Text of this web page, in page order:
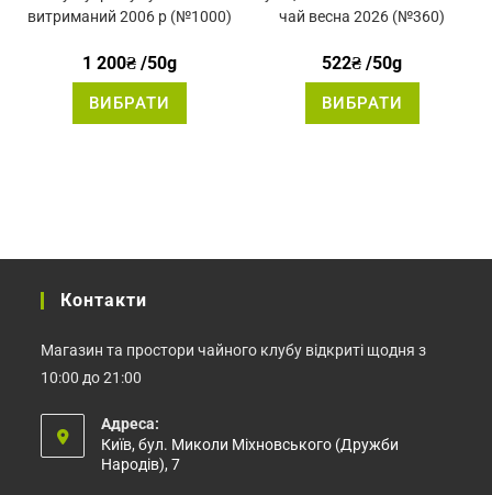
5.00з 5
витриманий 2006 р (№1000)
1 200₴ /50g
ВИБРАТИ
чай весна 2026 (№360)
522₴ /50g
ВИБРАТИ
Контакти
Магазин та простори чайного клубу відкриті щодня з
10:00 до 21:00
Адреса:
Київ, бул. Миколи Міхновського (Дружби
Народів), 7